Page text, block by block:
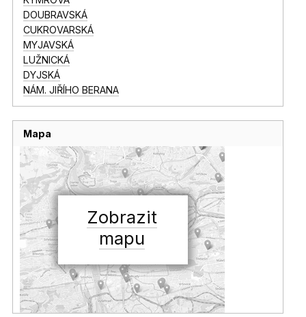
DOUBRAVSKÁ
CUKROVARSKÁ
MYJAVSKÁ
LUŽNICKÁ
DYJSKÁ
NÁM. JIŘÍHO BERANA
Mapa
Zobrazit
mapu